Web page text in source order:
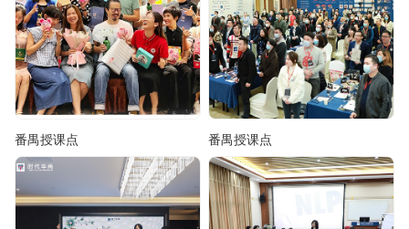
番禺授课点 番禺授课点